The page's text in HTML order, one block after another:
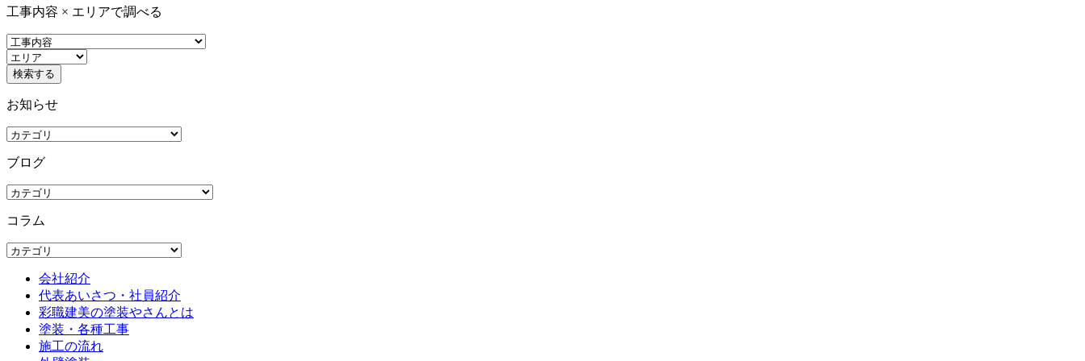
工事内容 × エリアで調べる
お知らせ
ブログ
コラム
会社紹介
代表あいさつ・社員紹介
彩職建美の塗装やさんとは
塗装・各種工事
施工の流れ